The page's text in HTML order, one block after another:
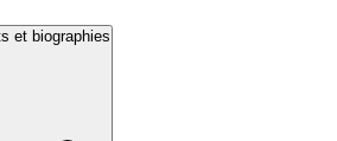
et biographies